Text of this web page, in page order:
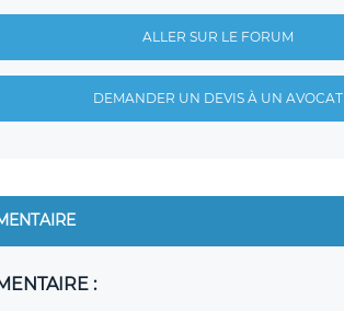
ALLER SUR LE FORUM
DEMANDER UN DEVIS À UN AVOCAT
: